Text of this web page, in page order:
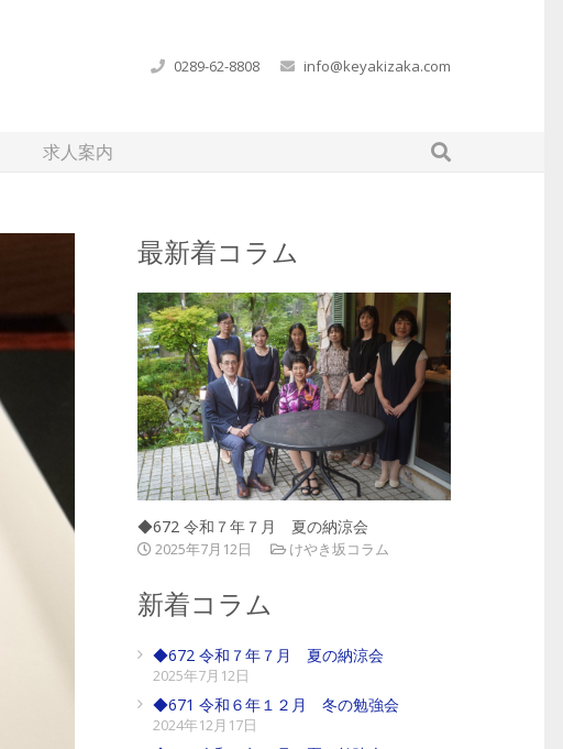
0289-62-8808 info@keyakizaka.com
求人案内
最新着コラム
◆672 令和７年７月 夏の納涼会
2025年7月12日 けやき坂コラム
新着コラム
◆672 令和７年７月 夏の納涼会
2025年7月12日
◆671 令和６年１２月 冬の勉強会
2024年12月17日